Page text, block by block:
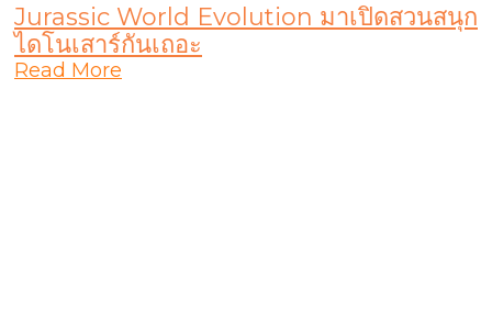
Jurassic World Evolution มาเปิดสวนสนุก
ไดโนเสาร์กันเถอะ
Read More